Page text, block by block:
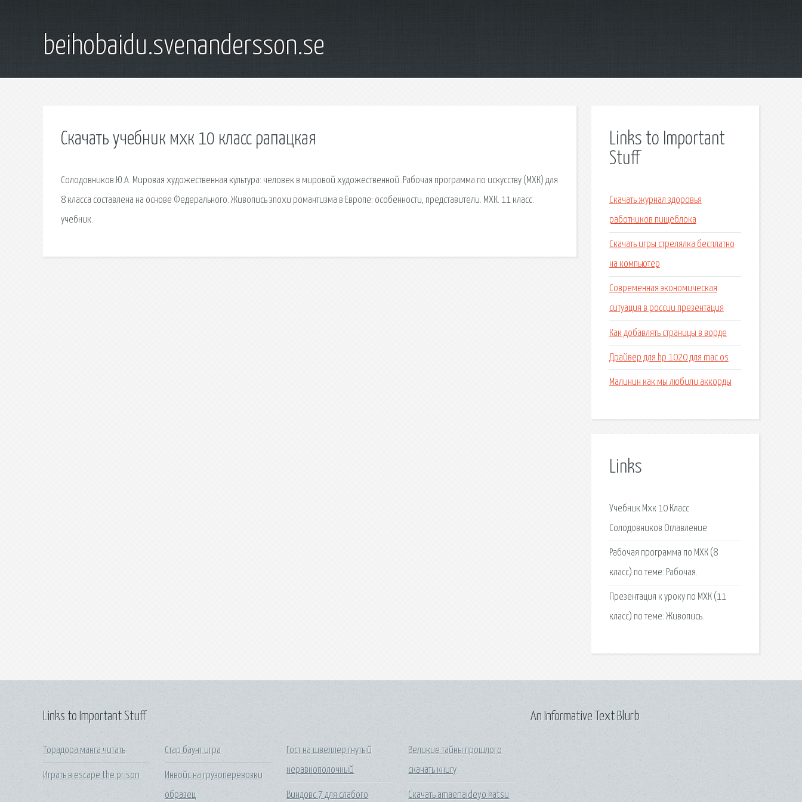
beihobaidu.svenandersson.se
Скачать учебник мхк 10 класс рапацкая
Солодовников Ю.А. Мировая художественная культура: человек в мировой художественной. Рабочая программа по искусству (МХК) для
8 класса составлена на основе Федерального. Живопись эпохи романтизма в Европе: особенности, представители. МХК. 11 класс.
учебник.
Links to Important
Stuff
Скачать журнал здоровья
работников пищеблока
Скачать игры стрелялка бесплатно
на компьютер
Современная экономическая
ситуация в россии презентация
Как добавлять страницы в ворде
Драйвер для hp 1020 для mac os
Малинин как мы любили аккорды
Links
Учебник Мхк 10 Класс
Солодовников Оглавление
Рабочая программа по МХК (8
класс) по теме: Рабочая.
Презентация к уроку по МХК (11
класс) по теме: Живопись.
Links to Important Stuff
Торадора манга читать
Играть в escape the prison
Стар баунт игра
Инвойс на грузоперевозки
образец
Гост на швеллер гнутый
неравнополочный
Виндовс 7 для слабого
Великие тайны прошлого
скачать книгу
Скачать amaenaideyo katsu
An Informative Text Blurb